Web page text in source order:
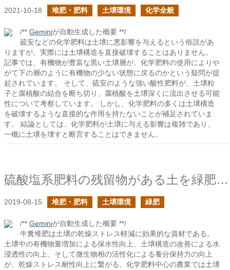
2021-10-18 堆肥・肥料 土壌環境 化学全般
/** Geminiが自動生成した概要 **/
硫安などの化学肥料は土壌に悪影響を与えるという俗説があ
りますが、実際には土壌構造を直接破壊することはありません。
記事では、有機物が豊富な黒い土壌層が、化学肥料の使用によりや
がて下の層のように有機物の少ない状態に戻るのかという疑問が提
起されています。 そして、硫安のような強い酸性肥料が、土壌粒
子と腐植酸の結合を断ち切り、腐植酸を土壌深くに流出させる可能
性について考察しています。 しかし、化学肥料の多くは土壌構造
を破壊するような直接的な作用を持たないことが補足されていま
す。 結論としては、化学肥料が土壌に与える影響は複雑であり、
一概に土壌を壊すと断言することはできません。
硫酸塩系肥料の残留物がある土を緑肥で解決したい
2019-08-15 堆肥・肥料 土壌環境 緑肥
/** Geminiが自動生成した概要 **/
牛糞堆肥は土壌の乾燥ストレス軽減に効果的な資材である。
土壌中の有機物量増加による保水性向上、土壌構造の改善による水
浸透性の向上、そして微生物相の活性化による養分保持力の向上
が、乾燥ストレス耐性向上に繋がる。化学肥料中心の農業では土壌